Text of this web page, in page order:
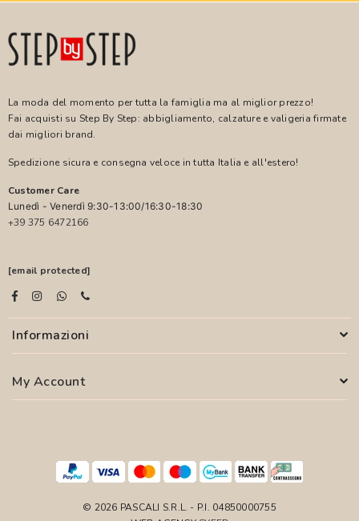
La moda del momento per tutta la famiglia ma al miglior prezzo!
Fai acquisti su Step By Step: abbigliamento, calzature e valigeria firmate
dai migliori brand.
Spedizione sicura e consegna veloce in tutta Italia e all'estero!
Customer Care
Lunedì - Venerdì 9:30-13:00/16:30-18:30
+39 375 6472166
[email protected]
Informazioni
My Account
© 2026 PASCALI S.R.L. - P.I. 04850000755